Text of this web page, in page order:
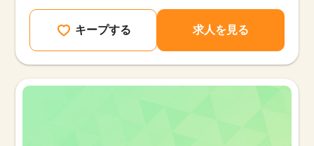
キープする 求人を見る